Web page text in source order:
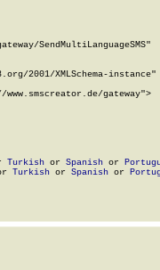
SendMultiLanguageSMS"
2001/XMLSchema-
www.smscreator.de/gateway">
Turkish or Spanish or
Turkish or Spanish or